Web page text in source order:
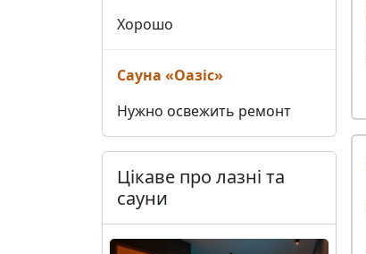
Хорошо
Сауна «Оазіс»
Нужно освежить ремонт
Цікаве про лазні та
сауни